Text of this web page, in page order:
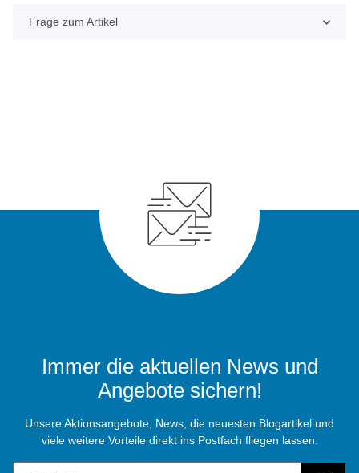
Frage zum Artikel
Immer die aktuellen News und
Angebote sichern!
Unsere Aktionsangebote, News, die neuesten Blogartikel und
viele weitere Vorteile direkt ins Postfach fliegen lassen.